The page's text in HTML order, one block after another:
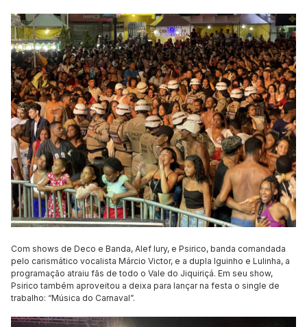
Com shows de Deco e Banda, Alef Iury, e Psirico, banda comandada
pelo carismático vocalista Márcio Victor, e a dupla Iguinho e Lulinha, a
programação atraiu fãs de todo o Vale do Jiquiriçá. Em seu show,
Psirico também aproveitou a deixa para lançar na festa o single de
trabalho: “Música do Carnaval”.